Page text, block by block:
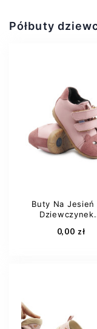
Półbuty
Buty Na Jesień
0,00 zł